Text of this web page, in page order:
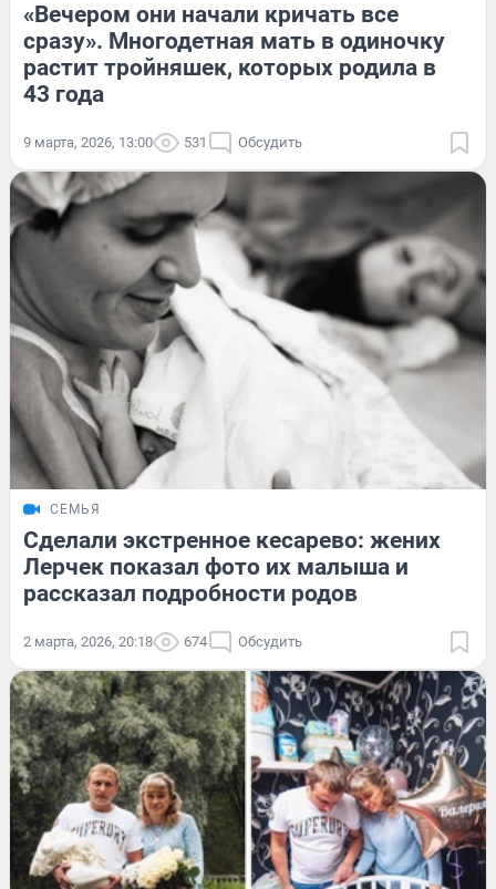
«Вечером они начали кричать все
сразу». Многодетная мать в одиночку
растит тройняшек, которых родила в
43 года
9 марта, 2026, 13:00 531 Обсудить
СЕМЬЯ
Сделали экстренное кесарево: жених
Лерчек показал фото их малыша и
рассказал подробности родов
2 марта, 2026, 20:18 674 Обсудить